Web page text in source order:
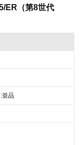
ER（第8世代
並品